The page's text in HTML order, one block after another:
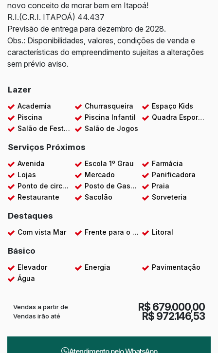
novo conceito de morar bem em Itapoá!
R.I.(C.R.I. ITAPOÁ) 44.437
Previsão de entrega para dezembro de 2028.
Obs.: Disponibilidades, valores, condições de venda e
características do empreendimento sujeitas a alterações
sem prévio aviso.
Lazer
Academia Churrasqueira
Espaço Kids
Piscina
Piscina Infantil
Quadra Esportiva
Salão de Festas
Salão de Jogos
Serviços Próximos
Avenida Escola 1º Grau
Farmácia
Lojas
Mercado
Panificadora
Ponto de circular
Posto de Gasolina
Praia
Restaurante
Sacolão Sorveteria
Destaques
Com vista Mar Frente para o Mar Litoral
Básico
Elevador Energia
Pavimentação
Água
R$ 679.000,00
Vendas a partir de
R$ 972.146,53
Vendas irão até
Atendimento peloWhatsApp